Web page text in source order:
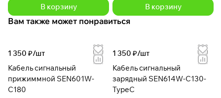
В корзину В корзину
Вам также может понравиться
1 350 ₽/шт
Кабель сигнальный
прижиммной SEN601W-
C180
1 350 ₽/шт
Кабель сигнальный
зарядный SEN614W-C130-
TypeC